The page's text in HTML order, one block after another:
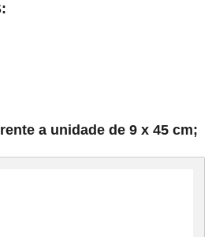
a unidade de 9 x 45 cm;